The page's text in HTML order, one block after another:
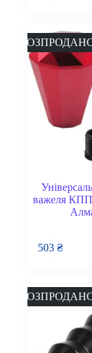
важеля
503₴